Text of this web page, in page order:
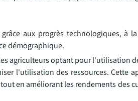
aux progrès technologiques, à
démographique.
agriculteurs optant pour l'utilisation
l'utilisation des ressources. Cette
en améliorant les rendements des